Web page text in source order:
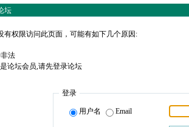
坛
有权限访问此页面，可能有如下几个原因:
法
论坛会员,请先登录论坛
登录
用户名 Email